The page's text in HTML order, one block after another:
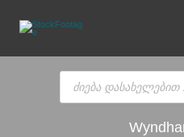
content
Products
search